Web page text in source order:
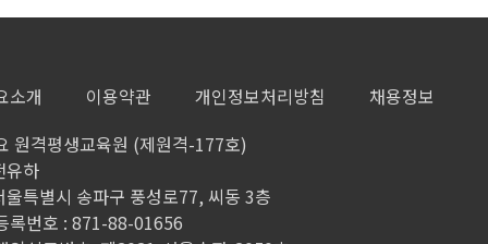
소개 이용약관 개인정보처리방침
채용정보
원격평생교육원 (제원격-177호)
유하
울특별시 송파구 풍성로77, 씨동 3층
록번호 : 871-88-01656